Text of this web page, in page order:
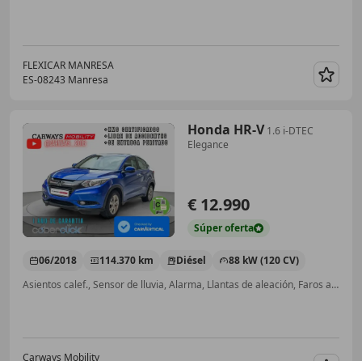
FLEXICAR MANRESA
ES-08243 Manresa
Honda HR-V 1.6 i-DTEC
Elegance
€ 12.990
Súperoferta
06/2018 114.370 km Diésel
88 kW (120 CV)
Asientos calef., Sensor de lluvia, Alarma, Llantas de aleación, Faros antiniebla, Control de tracción, Airbags laterales, ABS
Carways Mobility